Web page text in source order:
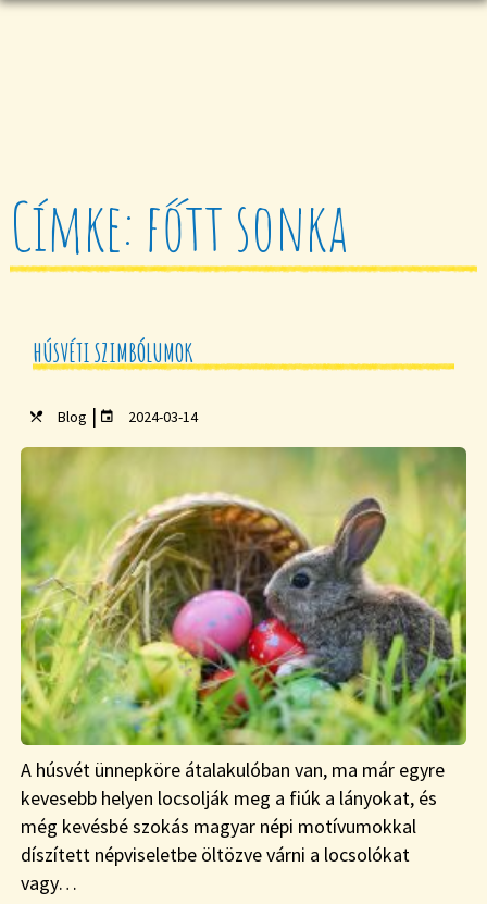
Címke: főtt sonka
HÚSVÉTI SZIMBÓLUMOK
Blog | 2024-03-14
A húsvét ünnepköre átalakulóban van, ma már egyre
kevesebb helyen locsolják meg a fiúk a lányokat, és
még kevésbé szokás magyar népi motívumokkal
díszített népviseletbe öltözve várni a locsolókat
vagy…